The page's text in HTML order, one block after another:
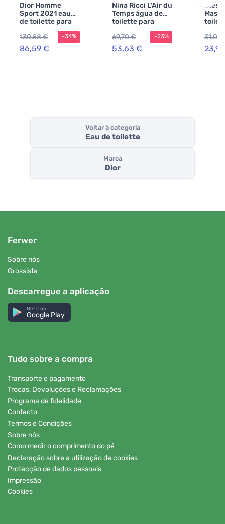
Dior Homme
Sport 2021 eau
de toilette para
homens 75 ml
130,58 €
86,59 €
-34%
Nina Ricci L'Air du
Temps água de
toilette para
mulheres 100 ml
69,70 €
53,63 €
-23%
31,07
Voltar à categoria
Eau de toilette
Marca
Dior
Ferwer
Sobre nós
Grossista
Descarregue a aplicação
Get it on
Google Play
Tudo sobre a compra
Transporte e pagamento
Trocas, Devoluções e Reclamações
Programa de fidelidade
Contacto
Termos e Condições
Sobre nós
Como medir o comprimento do pé
Declaração sobre a utilização de cookies
Protecção de dados pessoais
Impressão
Cookies